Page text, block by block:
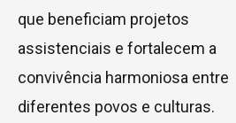
que beneficiam projetos
assistenciais e fortalecem a
convivência harmoniosa entre
diferentes povos e culturas.